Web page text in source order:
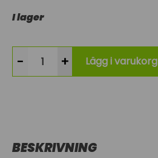
I lager
- + Lägg i varukorg
BESKRIVNING